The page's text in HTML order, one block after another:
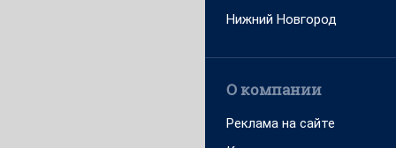
Нижний Новгород
О компании
Реклама на сайте